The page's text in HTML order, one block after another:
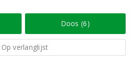
Doos (6)
Op verlanglijst